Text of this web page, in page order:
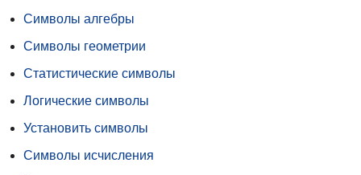
Символы алгебры
Символы геометрии
Статистические символы
Логические символы
Установить символы
Символы исчисления